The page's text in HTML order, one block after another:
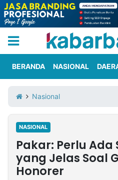
Iklan
Berita
Kami
Nasional
International
Olahraga
Entertainment
Daerah
Pariwisata
Kuliner
Kolom
BERANDA NASIONAL
Nasional
NASIONAL
Pakar: Perlu
yang Jelas Soal
Honorer